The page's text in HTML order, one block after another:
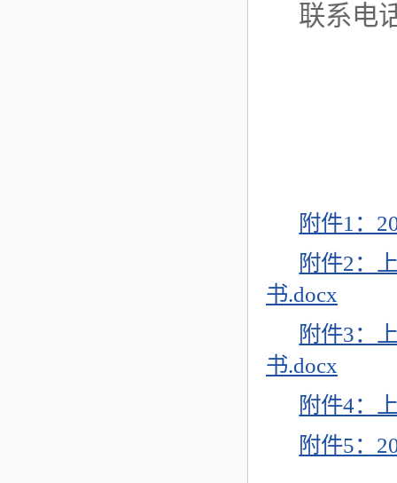
联系电
附件1：
附件2：
书.docx
附件3：
书.docx
附件4：
附件5：